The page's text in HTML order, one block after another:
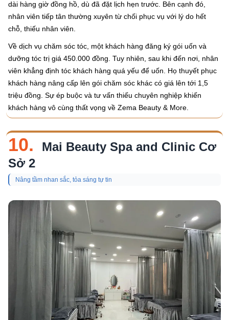
dài hàng giờ đồng hồ, dù đã đặt lịch hẹn trước. Bên cạnh đó,
nhân viên tiếp tân thường xuyên từ chối phục vụ với lý do hết
chỗ, thiếu nhân viên.
Về dịch vụ chăm sóc tóc, một khách hàng đăng ký gói uốn và
dưỡng tóc trị giá 450.000 đồng. Tuy nhiên, sau khi đến nơi, nhân
viên khẳng định tóc khách hàng quá yếu để uốn. Họ thuyết phục
khách hàng nâng cấp lên gói chăm sóc khác có giá lên tới 1,5
triệu đồng. Sự ép buộc và tư vấn thiếu chuyên nghiệp khiến
khách hàng vô cùng thất vọng về Zema Beauty & More.
10.
Mai Beauty Spa and Clinic Cơ
Sở 2
Nâng tầm nhan sắc, tỏa sáng tự tin